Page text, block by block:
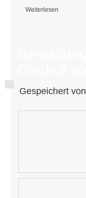
Weiterlesen
Gespeichert von